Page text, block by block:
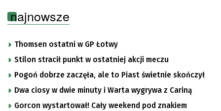
najnowsze
Thomsen ostatni w GP Łotwy
Stilon stracił punkt w ostatniej akcji meczu
Pogoń dobrze zaczęła, ale to Piast świetnie skończył
Dwa ciosy w dwie minuty i Warta wygrywa z Cariną
Gorcon wystartował! Cały weekend pod znakiem